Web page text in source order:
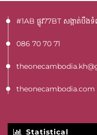
#1AB ផ្លូវ77BT​ សង្កាត់បឹង
086 70 70 71
theonecambodia.com
Statistical